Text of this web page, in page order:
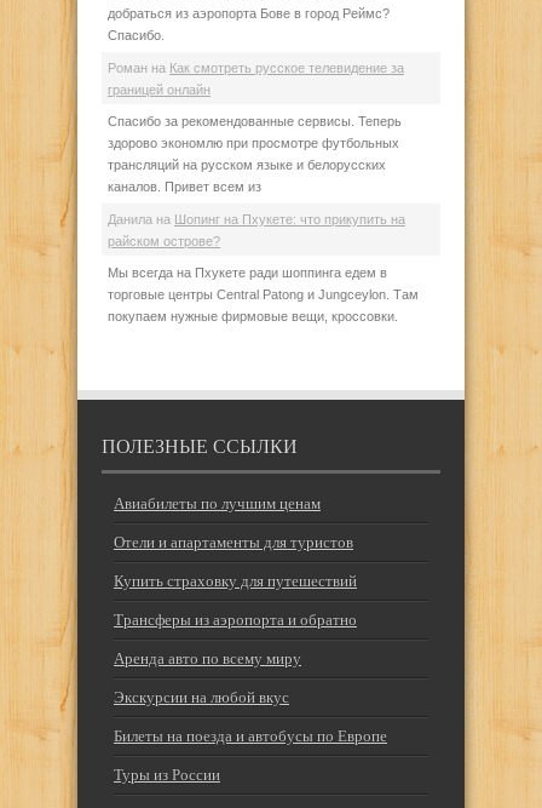
добраться из аэропорта Бове в город Реймс?
Спасибо.
Роман на Как смотреть русское телевидение за
границей онлайн
Спасибо за рекомендованные сервисы. Теперь
здорово экономлю при просмотре футбольных
трансляций на русском языке и белорусских
каналов. Привет всем из
Данила на Шопинг на Пхукете: что прикупить на
райском острове?
Мы всегда на Пхукете ради шоппинга едем в
торговые центры Central Patong и Jungceylon. Там
покупаем нужные фирмовые вещи, кроссовки.
ПОЛЕЗНЫЕ ССЫЛКИ
Авиабилеты по лучшим ценам
Отели и апартаменты для туристов
Купить страховку для путешествий
Трансферы из аэропорта и обратно
Аренда авто по всему миру
Экскурсии на любой вкус
Билеты на поезда и автобусы по Европе
Туры из России